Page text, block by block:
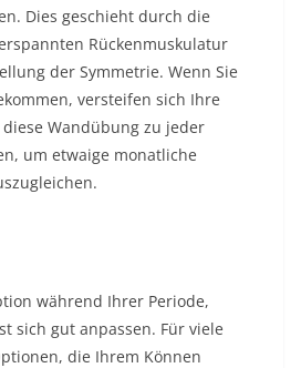
Dies geschieht durch die
Rückenmuskulatur
der Symmetrie. Wenn Sie
versteifen sich Ihre
Wandübung zu jeder
um etwaige monatliche
während Ihrer Periode,
sich gut anpassen. Für viele
die Ihrem Können